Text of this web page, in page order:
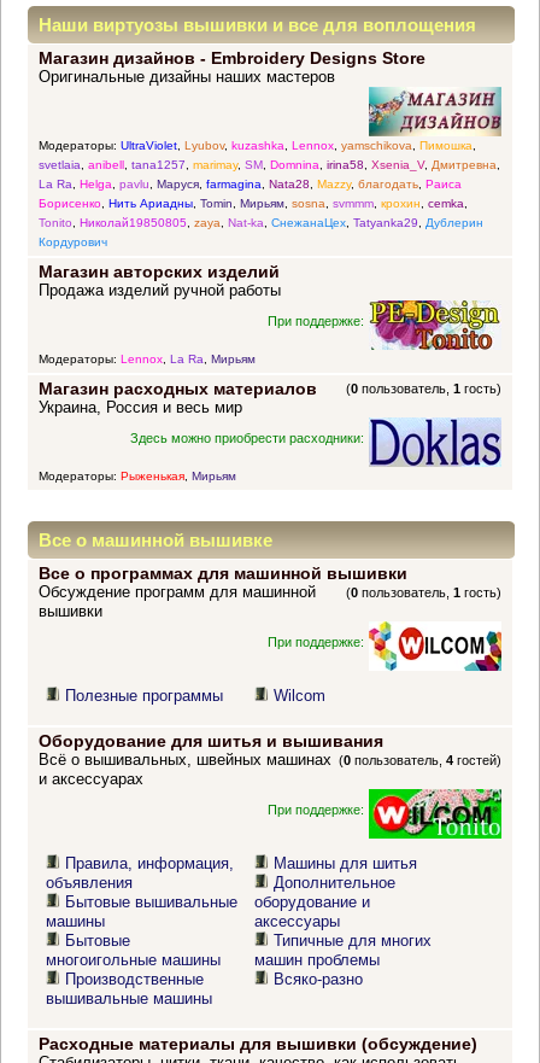
Наши виртуозы вышивки и все для воплощения
прекрасных идей
Магазин дизайнов - Embroidery Designs Store
Оригинальные дизайны наших мастеров
Модераторы: UltraViolet, Lyubov, kuzashka, Lennox, yamschikova, Пимошка,
svetlaia, anibell, tana1257, marimay, SM, Domnina, irina58, Xsenia_V, Дмитревна,
La Ra, Helga, pavlu, Маруся, farmagina, Nata28, Mazzy, благодать, Раиса
Борисенко, Нить Ариадны, Tomin, Мирьям, sosna, svmmm, крохин, cemka,
Tonito, Николай19850805, zaya, Nat-ka, СнежанаЦех, Tatyanka29, Дублерин
Кордурович
Магазин авторских изделий
Продажа изделий ручной работы
При поддержке:
Модераторы: Lennox, La Ra, Мирьям
Магазин расходных материалов (0 пользователь,1 гость)
Украина, Россия и весь мир
Здесь можно приобрести расходники:
Модераторы: Рыженькая, Мирьям
Все о машинной вышивке
Все о программах для машинной вышивки
(0 пользователь,1 гость)
Обсуждение программ для машинной
вышивки
При поддержке:
Полезные программы Wilcom
Оборудование для шитья и вышивания
(0 пользователь,4 гостей)
Всё о вышивальных, швейных машинах
и аксессуарах
При поддержке:
Правила, информация,
объявления
Бытовые вышивальные
машины
Бытовые
многоигольные машины
Производственные
вышивальные машины
Машины для шитья
Дополнительное
оборудование и
аксессуары
Типичные для многих
машин проблемы
Всяко-разно
Расходные материалы для вышивки (обсуждение)